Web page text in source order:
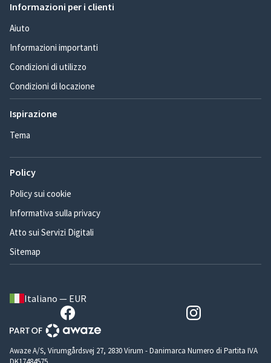
Informazioni per i clienti
Aiuto
Informazioni importanti
Condizioni di utilizzo
Condizioni di locazione
Ispirazione
Tema
Policy
Policy sui cookie
Informativa sulla privacy
Atto sui Servizi Digitali
Sitemap
Italiano — EUR
Awaze A/S, Virumgårdsvej 27, 2830 Virum - Danimarca Numero di Partita IVA